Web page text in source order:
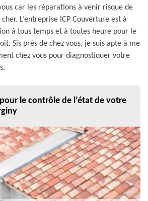
car les réparations à venir risque de
L’entreprise ICP Couverture est à
à tous temps et à toutes heure pour le
Sis près de chez vous, je suis apte à me
chez vous pour diagnostiquer votre
le contrôle de l’état de votre